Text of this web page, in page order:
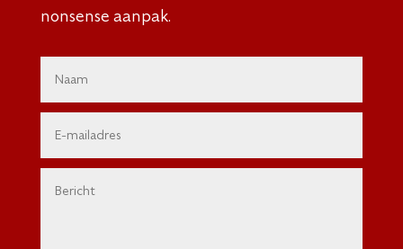
nonsense aanpak.